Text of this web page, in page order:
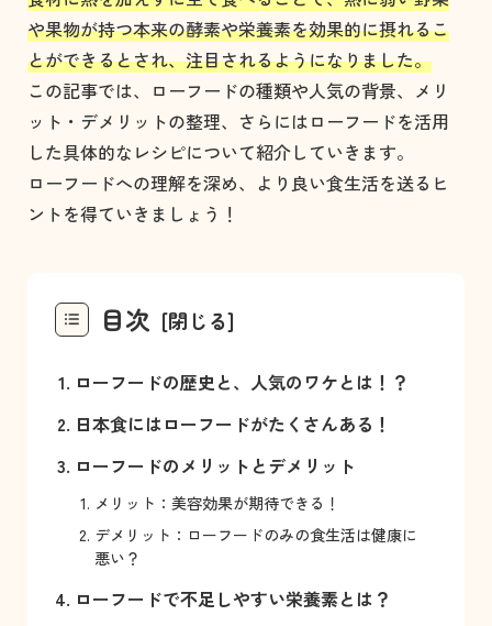
や果物が持つ本来の酵素や栄養素を効果的に摂れるこ
とができるとされ、注目されるようになりました。
この記事では、ローフードの種類や人気の背景、メリ
ット・デメリットの整理、さらにはローフードを活用
した具体的なレシピについて紹介していきます。
ローフードへの理解を深め、より良い食生活を送るヒ
ントを得ていきましょう！
目次
ローフードの歴史と、人気のワケとは！？
日本食にはローフードがたくさんある！
ローフードのメリットとデメリット
メリット：美容効果が期待できる！
デメリット：ローフードのみの食生活は健康に
悪い？
ローフードで不足しやすい栄養素とは？